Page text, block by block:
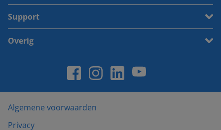
Support
Overig
Algemene voorwaarden
Privacy